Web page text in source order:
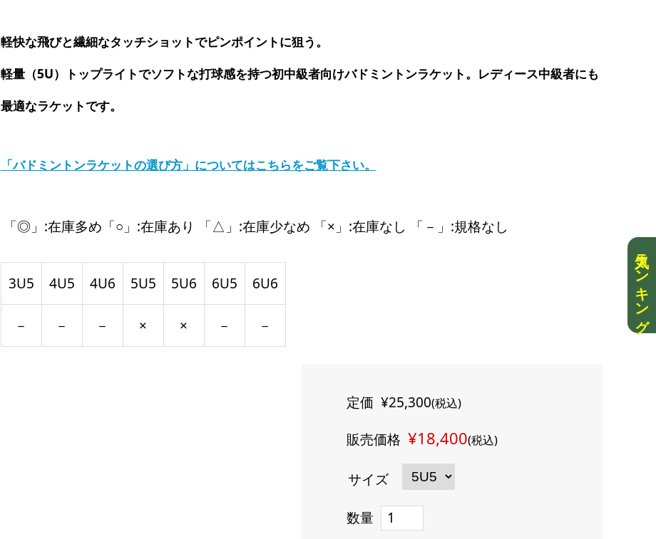
人気ランキング
軽快な飛びと繊細なタッチショットでピンポイントに狙う。
軽量（5U）トップライトでソフトな打球感を持つ初中級者向けバドミントンラケット。レディース中級者にも
最適なラケットです。
「バドミントンラケットの選び方」についてはこちらをご覧下さい。
「◎」:在庫多め「○」:在庫あり 「△」:在庫少なめ 「×」:在庫なし 「－」:規格なし
3U5 4U5 4U6 5U5 5U6 6U5 6U6
－ － － × × － －
定価¥25,300(税込)
販売価格¥18,400(税込)
サイズ
数量